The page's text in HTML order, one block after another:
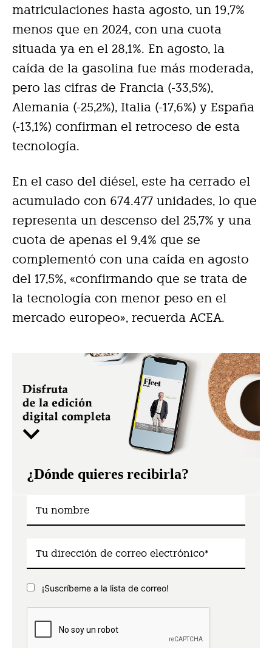
matriculaciones hasta agosto, un 19,7%
menos que en 2024, con una cuota
situada ya en el 28,1%. En agosto, la
caída de la gasolina fue más moderada,
pero las cifras de Francia (-33,5%),
Alemania (-25,2%), Italia (-17,6%) y España
(-13,1%) confirman el retroceso de esta
tecnología.
En el caso del diésel, este ha cerrado el
acumulado con 674.477 unidades, lo que
representa un descenso del 25,7% y una
cuota de apenas el 9,4% que se
complementó con una caída en agosto
del 17,5%, «confirmando que se trata de
la tecnología con menor peso en el
mercado europeo», recuerda ACEA.
¿Dónde quieres recibirla?
¡Suscríbeme a la lista de correo!